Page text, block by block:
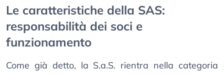
Le caratteristiche della SAS:
responsabilità dei soci e
funzionamento
Come già detto, la S.a.S. rientra nella categoria